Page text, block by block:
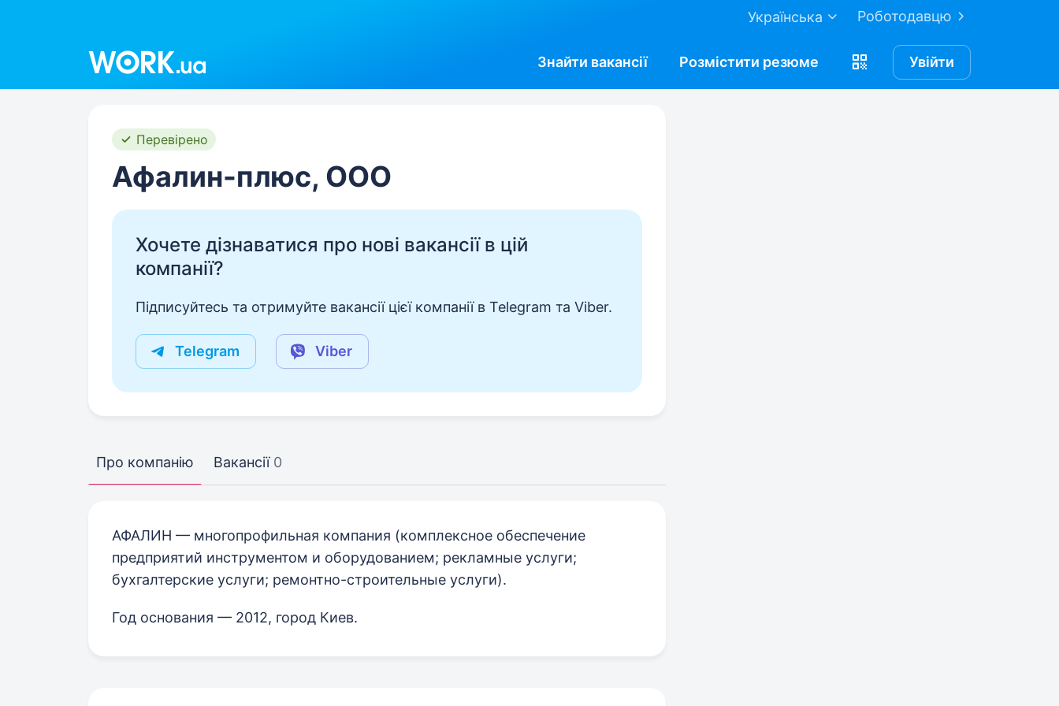
Роботодавцю
Українська
Знайти вакансії Розмістити резюме Увійти
Перевірено
Афалин-плюс, ООО
Хочете дізнаватися про нові вакансії в цій
компанії?
Підписуйтесь та отримуйте вакансії цієї компанії в Telegram та Viber.
Telegram Viber
Про компанію Вакансії 0
АФАЛИН — многопрофильная компания (комплексное обеспечение
предприятий инструментом и оборудованием; рекламные услуги;
бухгалтерские услуги; ремонтно-строительные услуги).
Год основания — 2012, город Киев.